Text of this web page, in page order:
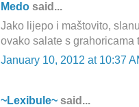
Medo said...
Jako lijepo i maštovito,
ovako salate s grahoricama
January 10, 2012 at 10:37
~Lexibule~ said...